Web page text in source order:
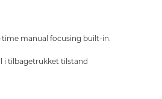
time manual focusing built-in.
i tilbagetrukket tilstand